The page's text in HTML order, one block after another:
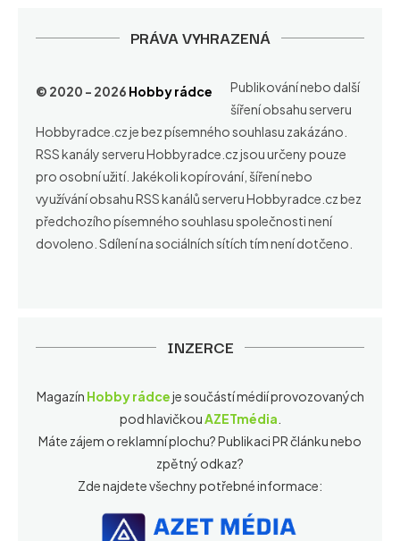
INZERCE
Magazín Hobby rádceje součástí médií provozovaných
pod hlavičkouAZETmédia
Máte zájem o reklamní plochu? Publikaci PR článku nebo
zpětný odkaz?
Zde najdete všechny potřebné informace:
PRÁVA VYHRAZENÁ
© 2020 - 2026 Hobby rádce
Publikování nebo další
šíření obsahu serveru
Hobbyradce.cz je bez písemného souhlasu zakázáno.
RSS kanály serveru Hobbyradce.cz jsou určeny pouze
pro osobní užití. Jakékoli kopírování, šíření nebo
využívání obsahu RSS kanálů serveru Hobbyradce.cz bez
předchozího písemného souhlasu společnosti není
dovoleno. Sdílení na sociálních sítích tím není dotčeno.